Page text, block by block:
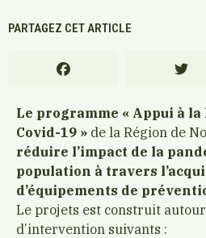
PARTAGEZ CET ARTICLE
Le programme « Appui à
Covid-19 » de la Région de
réduire l’impact de la
population à travers
d’équipements de
Le projets est construit
d’intervention suivants :